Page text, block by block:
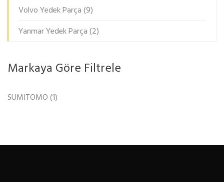
Volvo Yedek Parça(9)
Yanmar Yedek Parça(2)
Markaya Göre Filtrele
SUMITOMO(1)